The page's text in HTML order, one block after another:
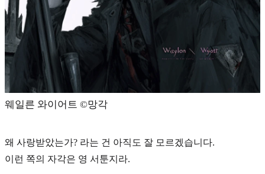
웨일른 와이어트 ©️망각
왜 사랑받았는가? 라는 건 아직도 잘 모르겠습니다.
이런 쪽의 자각은 영 서툰지라.